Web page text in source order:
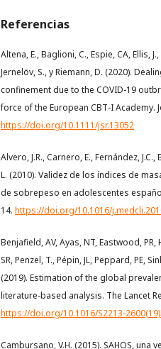
Referencias
Altena, E., Baglioni, C., Espie, CA, Ellis,
Jernelöv, S., y Riemann, D. (2020).
confinement due to the COVID-19
force of the European CBT-I Academy.
https://doi.org/10.1111/jsr.13052
Alvero, J.R., Carnero, E., Fernández,
L. (2010). Validez de los índices de
de sobrepeso en adolescentes
14. https://doi.org/10.1016/
Benjafield, AV, Ayas, NT, Eastwood, PR,
SR, Penzel, T., Pépin, JL, Peppard, PE,
(2019). Estimation of the global
literature-based analysis. The Lancet
https://doi.org/10.1016/S2213-
Cambursano, V.H. (2015). SAHOS,